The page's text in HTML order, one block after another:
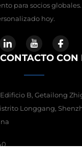
para socios
hoy.
CON
B, Getailong
Longgang,